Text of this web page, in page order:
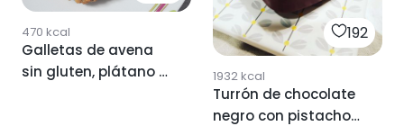
470 kcal
Galletas de avena
sin gluten, plátano y
192
1932kcal
Turrón de chocolate
negro con pistachos